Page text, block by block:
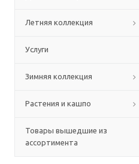
Летняя коллекция
Услуги
Зимняя коллекция
Растения и кашпо
Товары вышедшие из
ассортимента